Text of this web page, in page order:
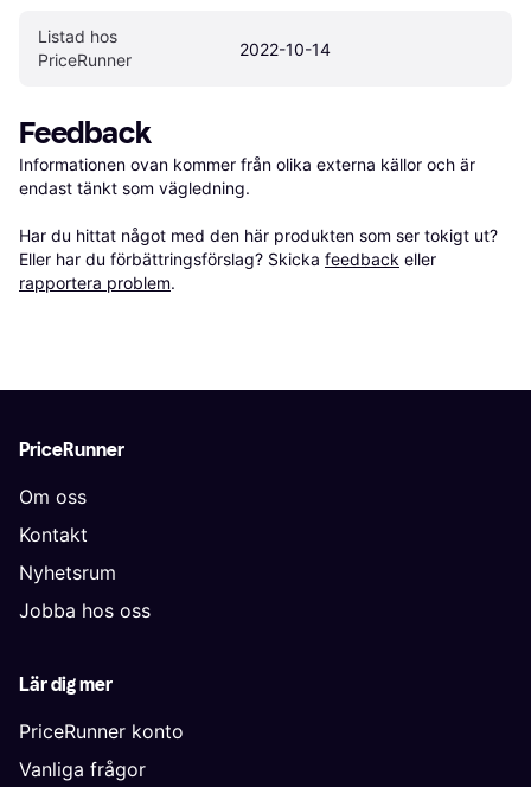
Listad hos
PriceRunner
2022-10-14
Feedback
Informationen ovan kommer från olika externa källor och är
endast tänkt som vägledning.
Har du hittat något med den här produkten som ser tokigt ut?
Eller har du förbättringsförslag? Skicka feedback eller
rapportera problem.
PriceRunner
Om oss
Kontakt
Nyhetsrum
Jobba hos oss
Lär dig mer
PriceRunner konto
Vanliga frågor